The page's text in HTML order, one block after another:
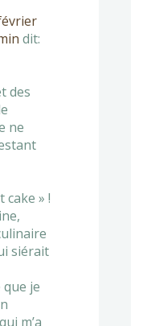
dit:
des
ne
» !
siérait
que je
m’a